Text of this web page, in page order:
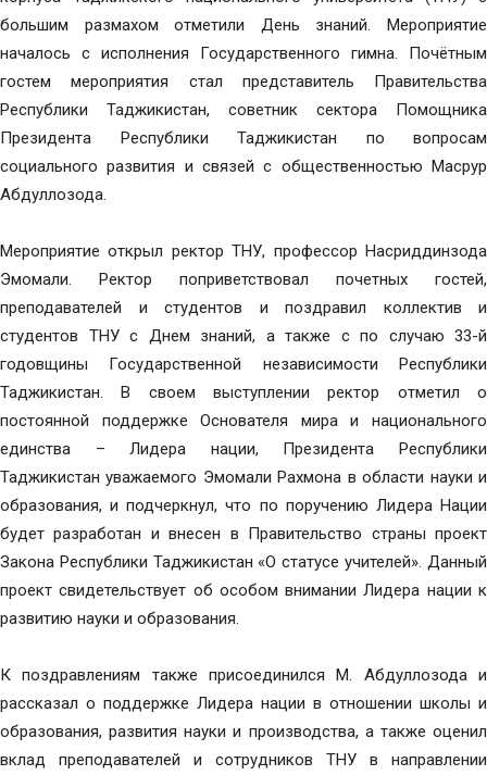
большим размахом отметили День знаний. Мероприятие
началось с исполнения Государственного гимна. Почётным
гостем мероприятия стал представитель Правительства
Республики Таджикистан, советник сектора Помощника
Президента Республики Таджикистан по вопросам
социального развития и связей с общественностью Масрур
Абдуллозода.
Мероприятие открыл ректор ТНУ, профессор Насриддинзода
Эмомали. Ректор поприветствовал почетных гостей,
преподавателей и студентов и поздравил коллектив и
студентов ТНУ с Днем знаний, а также с по случаю 33-й
годовщины Государственной независимости Республики
Таджикистан. В своем выступлении ректор отметил о
постоянной поддержке Основателя мира и национального
единства – Лидера нации, Президента Республики
Таджикистан уважаемого Эмомали Рахмона в области науки и
образования, и подчеркнул, что по поручению Лидера Нации
будет разработан и внесен в Правительство страны проект
Закона Республики Таджикистан «О статусе учителей». Данный
проект свидетельствует об особом внимании Лидера нации к
развитию науки и образования.
К поздравлениям также присоединился М. Абдуллозода и
рассказал о поддержке Лидера нации в отношении школы и
образования, развития науки и производства, а также оценил
вклад преподавателей и сотрудников ТНУ в направлении